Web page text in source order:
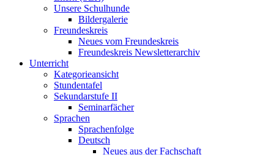
Unsere Schulhunde
Bildergalerie
Freundeskreis
Neues vom Freundeskreis
Freundeskreis Newsletterarchiv
Unterricht
Kategorieansicht
Stundentafel
Sekundarstufe II
Seminarfächer
Sprachen
Sprachenfolge
Deutsch
Neues aus der Fachschaft